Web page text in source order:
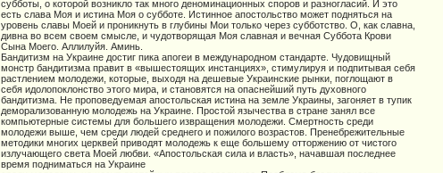
субботы, о которой возникло так много деноминационных споров и разногласий. И это
есть слава Моя и истина Моя о субботе. Истинное апостольство может подняться на
уровень славы Моей и проникнуть в глубины Мои только через субботство. О, как славна,
дивна во всем своем смысле, и чудотворящая Моя славная и вечная Суббота Крови
Сына Моего. Аллилуйя. Аминь.
Бандитизм на Украине достиг пика апогеи в международном стандарте. Чудовищный
монстр бандитизма правит в «вышестоящих инстанциях», стимулируя и подпитывая себя
растлением молодежи, которые, выходя на дешевые Украинские рынки, поглощают в
себя идолопоклонство этого мира, и становятся на опаснейший путь духовного
бандитизма. Не проповедуемая апостольская истина на земле Украины, загоняет в тупик
деморализованную молодежь на Украине. Простой язычества в стране занял все
компьютерные системы для большего извращения молодежи. Смертность среди
молодежи выше, чем среди людей среднего и пожилого возрастов. Пренебрежительные
методики многих церквей приводят молодежь к еще большему отторжению от чистого
излучающего света Моей любви. «Апостольская сила и власть», начавшая последнее
время подниматься на Украине